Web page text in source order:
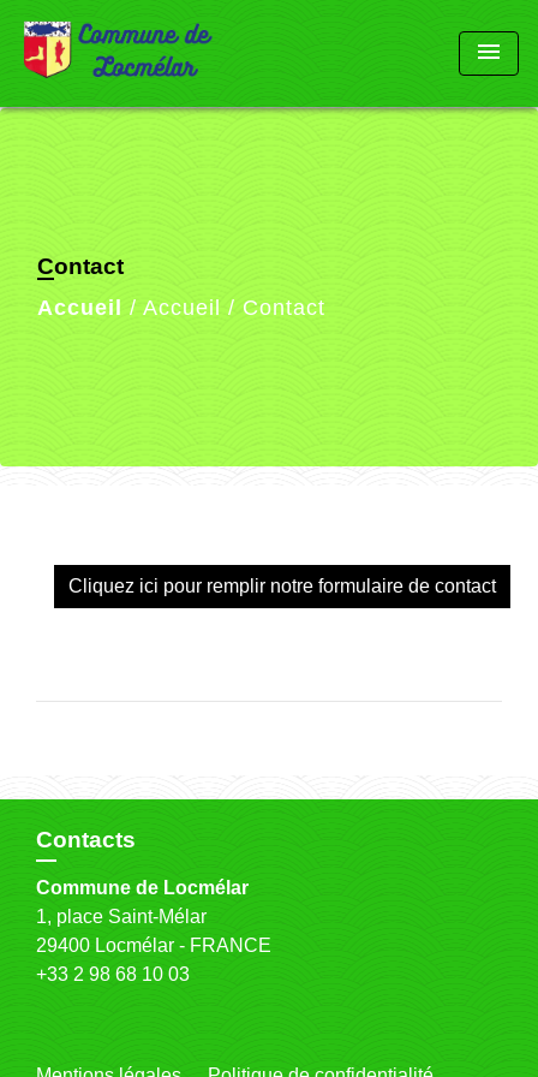
menu
Contact
Accueil / Accueil / Contact
Cliquez ici pour remplir notre formulaire de contact
Contacts
Commune de Locmélar
1, place Saint-Mélar
29400 Locmélar - FRANCE
+33 2 98 68 10 03